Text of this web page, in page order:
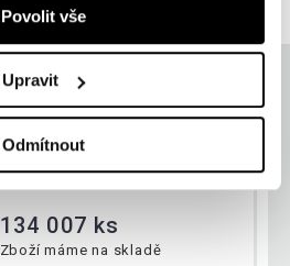
Povolit vše
Upravit
Odmítnout
Aktuálně
134 007 ks
Zboží máme na skladě